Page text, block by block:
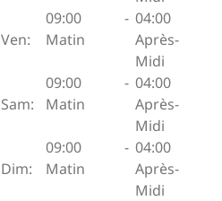
Ven:
09:00
Matin
- 04:00
Après-
Midi
Sam:
09:00
Matin
- 04:00
Après-
Midi
Dim:
09:00
Matin
- 04:00
Après-
Midi